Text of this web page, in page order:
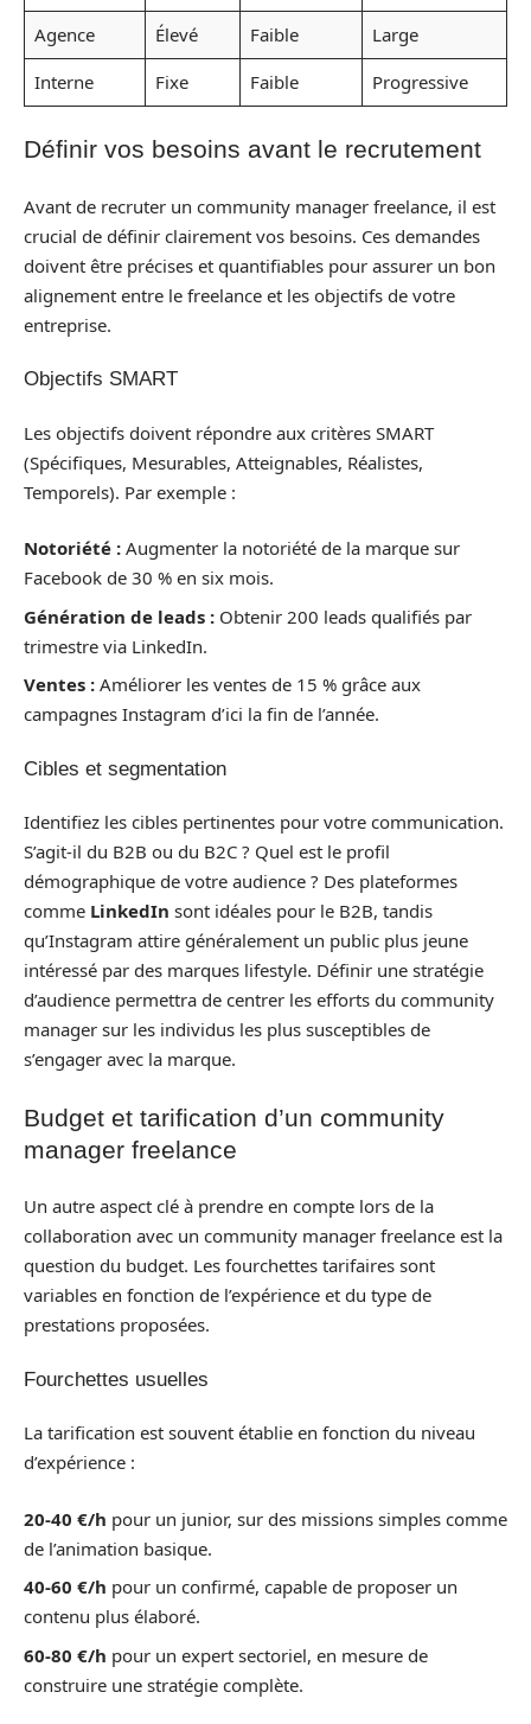
Agence
Élevé Faible
Large
Interne
Fixe Faible Progressive
Définir vos besoins avant le recrutement
Avant de recruter un community manager freelance, il est
crucial de définir clairement vos besoins. Ces demandes
doivent être précises et quantifiables pour assurer un bon
alignement entre le freelance et les objectifs de votre
entreprise.
Objectifs SMART
Les objectifs doivent répondre aux critères SMART
(Spécifiques, Mesurables, Atteignables, Réalistes,
Temporels). Par exemple :
Notoriété : Augmenter la notoriété de la marque sur
Facebook de 30 % en six mois.
Génération de leads : Obtenir 200 leads qualifiés par
trimestre via LinkedIn.
Ventes : Améliorer les ventes de 15 % grâce aux
campagnes Instagram d’ici la fin de l’année.
Cibles et segmentation
Identifiez les cibles pertinentes pour votre communication.
S’agit-il du B2B ou du B2C ? Quel est le profil
démographique de votre audience ? Des plateformes
comme LinkedIn sont idéales pour le B2B, tandis
qu’Instagram attire généralement un public plus jeune
intéressé par des marques lifestyle. Définir une stratégie
d’audience permettra de centrer les efforts du community
manager sur les individus les plus susceptibles de
s’engager avec la marque.
Budget et tarification d’un community
manager freelance
Un autre aspect clé à prendre en compte lors de la
collaboration avec un community manager freelance est la
question du budget. Les fourchettes tarifaires sont
variables en fonction de l’expérience et du type de
prestations proposées.
Fourchettes usuelles
La tarification est souvent établie en fonction du niveau
d’expérience :
20-40 €/h pour un junior, sur des missions simples comme
de l’animation basique.
40-60 €/h pour un confirmé, capable de proposer un
contenu plus élaboré.
60-80 €/h pour un expert sectoriel, en mesure de
construire une stratégie complète.